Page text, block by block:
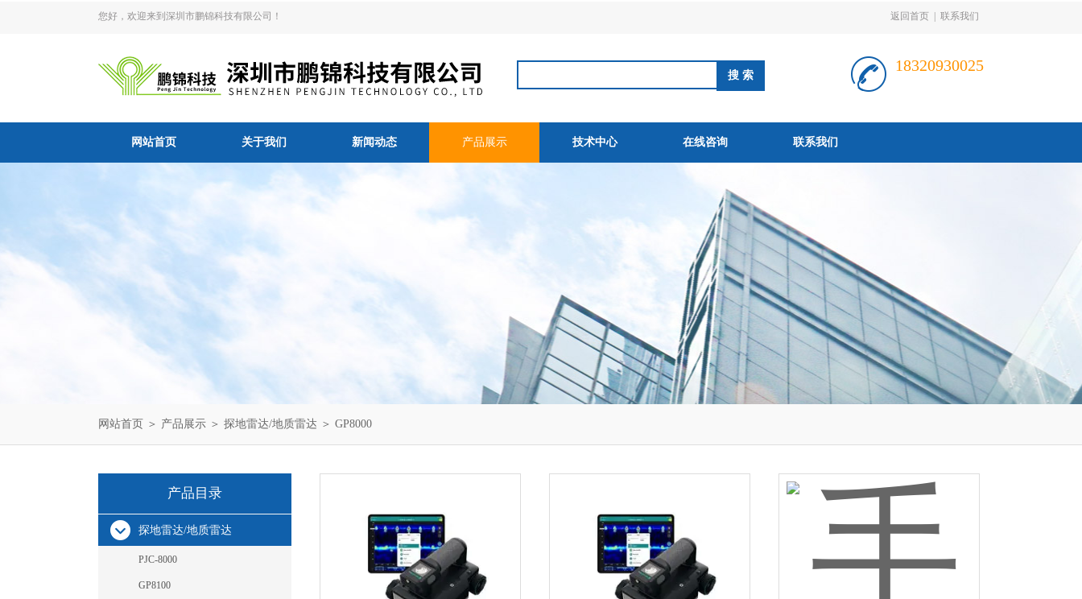
您好，欢迎来到深圳市鹏锦科技有限公司！ 返回首页 联系我们
18320930025
网站首页 关于我们 新闻动态 产品展示 技术中心 在线咨询 联系我们
网站首页 ＞ 产品展示 ＞ 探地雷达/地质雷达 ＞ GP8000
产品目录
探地雷达/地质雷达
PJC-8000
GP8100